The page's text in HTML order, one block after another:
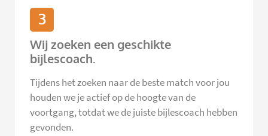
3
Wij zoeken een geschikte
bijlescoach.
Tijdens het zoeken naar de beste match voor jou
houden we je actief op de hoogte van de
voortgang, totdat we de juiste bijlescoach hebben
gevonden.